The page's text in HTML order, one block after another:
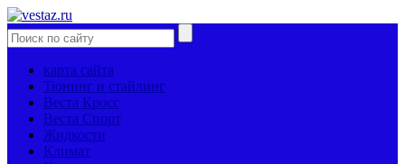
карта сайта
Тюнинг и стайлинг
Веста Кросс
Веста Спорт
Жидкости
Климат